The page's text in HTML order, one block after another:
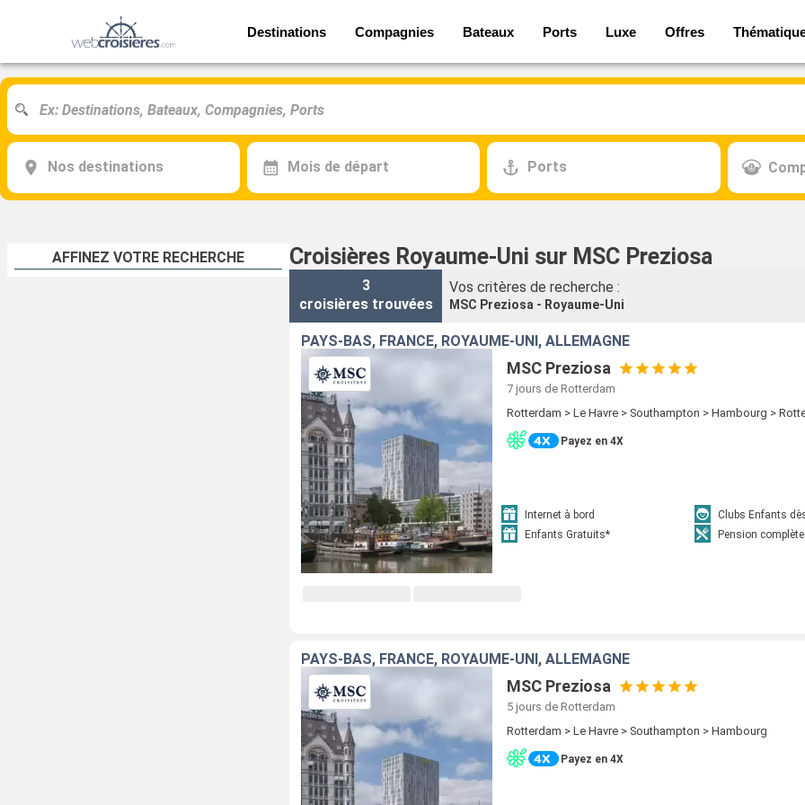
Destinations Compagnies Bateaux Ports Luxe Offres
Nos destinations Mois de départ Ports
AFFINEZ VOTRE RECHERCHE Croisières Royaume-Uni sur MSC Preziosa
3
croisières trouvées
Vos critères de recherche :
MSC Preziosa - Royaume-Uni
PAYS-BAS, FRANCE, ROYAUME-UNI, ALLEMAGNE
MSC Preziosa
7 jours de Rotterdam
Rotterdam > Le Havre > Southampton > Hambourg >
Payez en 4X
Internet à bord
Clubs Enfants
Enfants Gratuits*
Pension complète
PAYS-BAS, FRANCE, ROYAUME-UNI, ALLEMAGNE
MSC Preziosa
5 jours de Rotterdam
Rotterdam > Le Havre > Southampton > Hambourg
Payez en 4X